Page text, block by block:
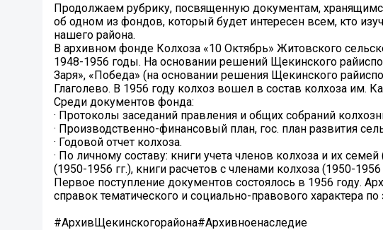
Продолжаем рубрику, посвященную документам,
об одном из фондов, который будет интересен всем, кто
нашего района.
В архивном фонде Колхоза «10 Октябрь» Житовского
1948-1956 годы. На основании решений Щекинского
Заря», «Победа» (на основании решения Щекинского
Глаголево. В 1956 году колхоз вошел в состав колхоза им.
Среди документов фонда:
· Протоколы заседаний правления и общих собраний
· Производственно-финансовый план, гос. план развития
· Годовой отчет колхоза.
· По личному составу: книги учета членов колхоза и их
(1950-1956 гг.), книги расчетов с членами колхоза (1950-1956
Первое поступление документов состоялось в 1956 году.
справок тематического и социально-правового характера
#АрхивЩекинскогорайона#Архивноенаследие